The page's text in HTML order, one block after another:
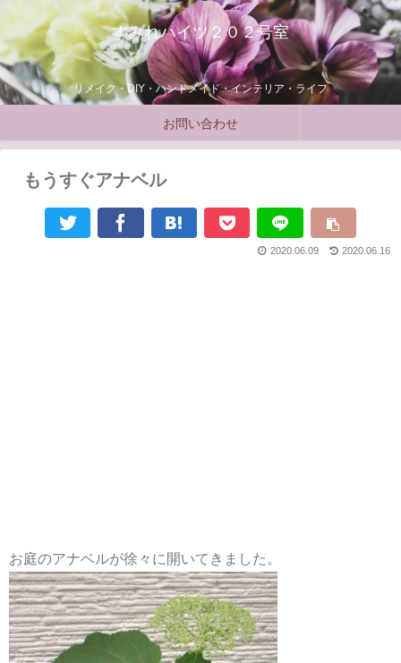
すみれハイツ２０２号室
リメイク・DIY・ハンドメイド・インテリア・ライフ
お問い合わせ
もうすぐアナベル
2020.06.16
2020.06.09
お庭のアナベルが徐々に開いてきました。